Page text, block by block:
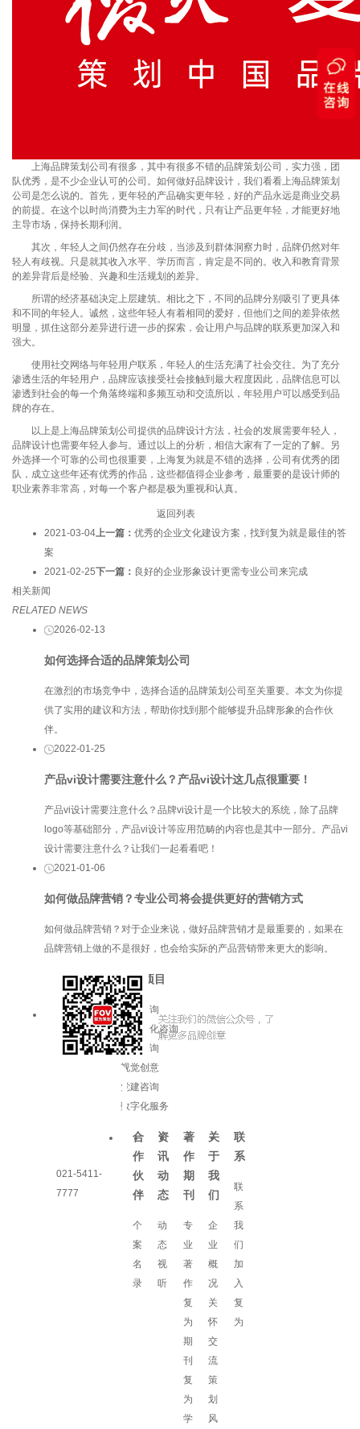
上海品牌策划公司有很多，其中有很多不错的品牌策划公司，实力强，团
队优秀，是不少企业认可的公司。如何做好品牌设计，我们看看上海品牌策划
公司是怎么说的。首先，更年轻的产品确实更年轻，好的产品永远是商业交易
的前提。在这个以时尚消费为主力军的时代，只有让产品更年轻，才能更好地
主导市场，保持长期利润。
其次，年轻人之间仍然存在分歧，当涉及到群体洞察力时，品牌仍然对年
轻人有歧视。只是就其收入水平、学历而言，肯定是不同的。收入和教育背景
的差异背后是经验、兴趣和生活规划的差异。
所谓的经济基础决定上层建筑。相比之下，不同的品牌分别吸引了更具体
和不同的年轻人。诚然，这些年轻人有着相同的爱好，但他们之间的差异依然
明显，抓住这部分差异进行进一步的探索，会让用户与品牌的联系更加深入和
强大。
使用社交网络与年轻用户联系，年轻人的生活充满了社会交往。为了充分
渗透生活的年轻用户，品牌应该接受社会接触到最大程度因此，品牌信息可以
渗透到社会的每一个角落终端和多频互动和交流所以，年轻用户可以感受到品
牌的存在。
以上是上海品牌策划公司提供的品牌设计方法，社会的发展需要年轻人，
品牌设计也需要年轻人参与。通过以上的分析，相信大家有了一定的了解。另
外选择一个可靠的公司也很重要，上海复为就是不错的选择，公司有优秀的团
队，成立这些年还有优秀的作品，这些都值得企业参考，最重要的是设计师的
职业素养非常高，对每一个客户都是极为重视和认真。
返回列表
2021-03-04上一篇： 优秀的企业文化建设方案，找到复为就是最佳的答
案
2021-02-25下一篇： 良好的企业形象设计更需专业公司来完成
相关新闻
RELATED NEWS
2026-02-13
如何选择合适的品牌策划公司
在激烈的市场竞争中，选择合适的品牌策划公司至关重要。本文为你提
供了实用的建议和方法，帮助你找到那个能够提升品牌形象的合作伙
伴。
2022-01-25
产品vi设计需要注意什么？产品vi设计这几点很重要！
产品vi设计需要注意什么？品牌vi设计是一个比较大的系统，除了品牌
logo等基础部分，产品vi设计等应用范畴的内容也是其中一部分。产品vi
设计需要注意什么？让我们一起看看吧！
2021-01-06
如何做品牌营销？专业公司将会提供更好的营销方式
如何做品牌营销？对于企业来说，做好品牌营销才是最重要的，如果在
品牌营销上做的不是很好，也会给实际的产品营销带来更大的影响。
021-5411-
7777
服务项目
品牌咨询
企业文化咨询
增长咨询
视觉创意
党建咨询
数字化服务
合
作
伙
伴
个
案
名
录
资
讯
动
态
动
态
视
听
著
作
期
刊
专
业
著
作
复
为
期
刊
复
为
学
关
于
我
们
企
业
概
况
关
怀
交
流
策
划
风
联
系
联
系
我
们
加
入
复
为